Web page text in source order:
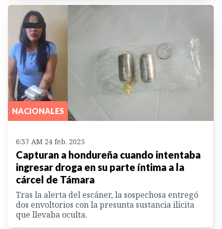
NACIONALES
6:37 AM 24 feb. 2025
Capturan a hondureña cuando intentaba
ingresar droga en su parte íntima a la
cárcel de Támara
Tras la alerta del escáner, la sospechosa entregó
dos envoltorios con la presunta sustancia ilícita
que llevaba oculta.